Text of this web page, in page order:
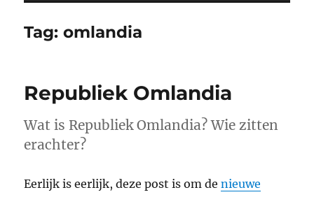
Tag:omlandia
Republiek Omlandia
Wat is Republiek Omlandia? Wie zitten
erachter?
Eerlijk is eerlijk, deze post is om denieuwe